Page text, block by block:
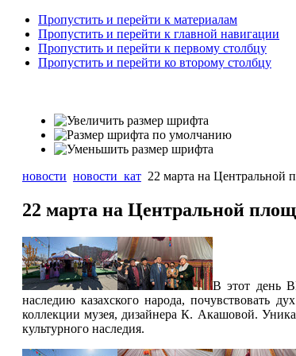
Пропустить и перейти к материалам
Пропустить и перейти к главной навигации
Пропустить и перейти к первому столбцу
Пропустить и перейти ко второму столбцу
новости новости_кат 22 марта на Центральной
22 марта на Центральной
В этот день
наследию казахского народа, почувствовать
коллекции музея, дизайнера К. Акашовой.
культурного наследия.